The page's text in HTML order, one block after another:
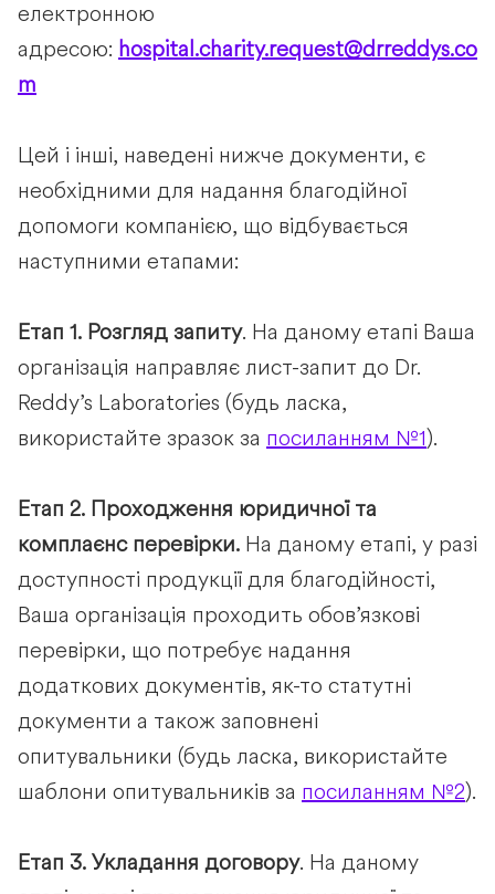
електронною
адресою: hospital.charity.request@drreddys.co
m
Цей і інші, наведені нижче документи, є
необхідними для надання благодійної
допомоги компанією, що відбувається
наступними етапами:
Етап 1. Розгляд запиту. На даному етапі Ваша
організація направляє лист-запит до Dr.
Reddy’s Laboratories (будь ласка,
використайте зразок за посиланням №1).
Етап 2. Проходження юридичної та
комплаєнс перевірки. На даному етапі, у разі
доступності продукції для благодійності,
Ваша організація проходить обов’язкові
перевірки, що потребує надання
додаткових документів, як-то статутні
документи а також заповнені
опитувальники (будь ласка, використайте
шаблони опитувальників за посиланням №2).
Етап 3. Укладання договору. На даному